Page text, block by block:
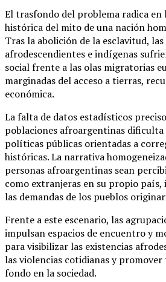
El trasfondo del problema radica
histórica del mito de una nación
Tras la abolición de la esclavitud,
afrodescendientes e indígenas
social frente a las olas migratorias
marginadas del acceso a tierras,
económica.
La falta de datos estadísticos
poblaciones afroargentinas
políticas públicas orientadas a
históricas. La narrativa
personas afroargentinas sean
como extranjeras en su propio país,
las demandas de los pueblos
Frente a este escenario, las
impulsan espacios de encuentro y
para visibilizar las existencias
las violencias cotidianas y
fondo en la sociedad.